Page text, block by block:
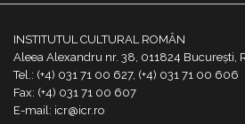
INSTITUTUL CULTURAL ROMÂN
Aleea Alexandru nr. 38, 011824 București,
Tel.: (+4) 031 71 00 627, (+4) 031 71 00 606
Fax: (+4) 031 71 00 607
E-mail: icr@icr.ro